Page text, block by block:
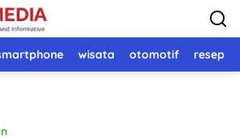
wisata otomotif resep